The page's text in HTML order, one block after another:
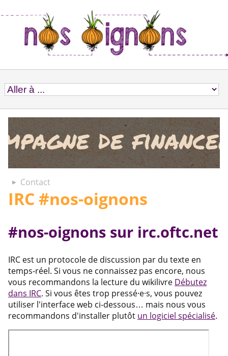
Contact
IRC #nos-oignons
#nos-oignons sur irc.oftc.net
IRC est un protocole de discussion par du texte en
temps-réel. Si vous ne connaissez pas encore, nous
vous recommandons la lecture du wikilivre Débutez
dans IRC. Si vous êtes trop pressé·e·s, vous pouvez
utiliser l'interface web ci-dessous… mais nous vous
recommandons d'installer plutôt un logiciel spécialisé.